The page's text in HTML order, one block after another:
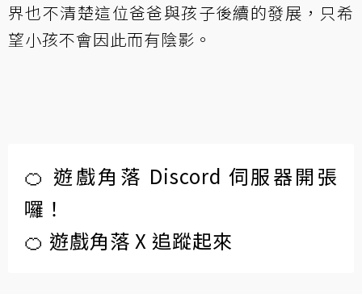
界也不清楚這位爸爸與孩子後續的發展，只希
望小孩不會因此而有陰影。
🍊 遊戲角落 Discord 伺服器開張
囉！
🍊 遊戲角落 X 追蹤起來